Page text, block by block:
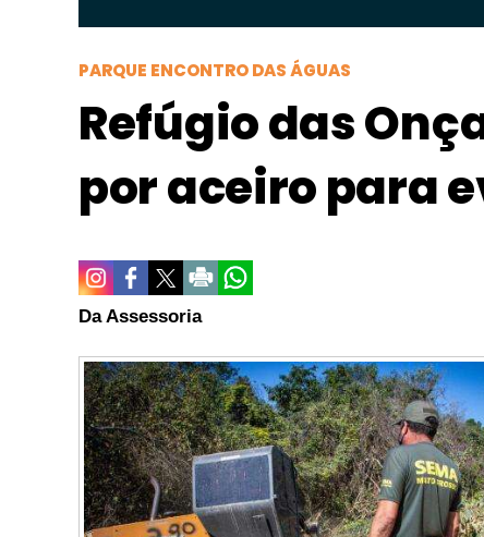
PARQUE ENCONTRO DAS ÁGUAS
Refúgio das
por aceiro para
Da Assessoria